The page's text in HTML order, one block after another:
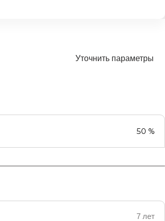
Уточнить параметры
50 %
7 лет